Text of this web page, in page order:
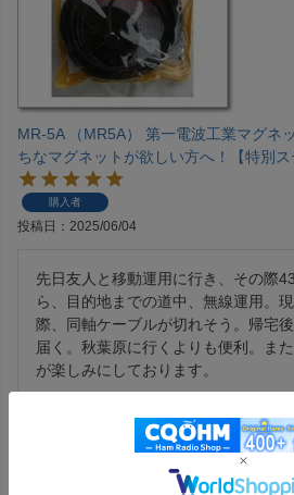
MR-5A （MR5A） 第一電波工業マグ
ちなマグネットが欲しい方へ！【特別ス
購入者
投稿日 2025/06/04
先日友人と移動運用に行き、その際
ら、目的地までの道中、無線運用。
際、同軸ケーブルが切れそう。帰宅
届く。秋葉原に行くよりも便利。ま